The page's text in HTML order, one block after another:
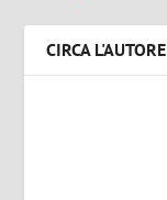
CIRCA L'AUTORE